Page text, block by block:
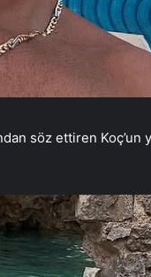
söz ettiren